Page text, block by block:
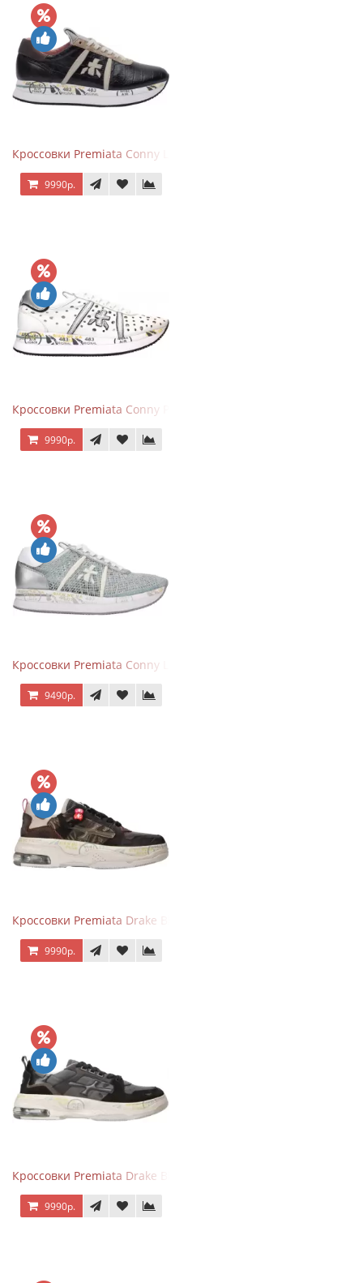
Кроссовки Premiata Conny Leather Black Brown
9990р.
Кроссовки Premiata Conny Perforated White
9990р.
Кроссовки Premiata Conny Lace Blue Silver
9490р.
Кроссовки Premiata Drake Black Brown
9990р.
Кроссовки Premiata Drake Black Gray
9990р.